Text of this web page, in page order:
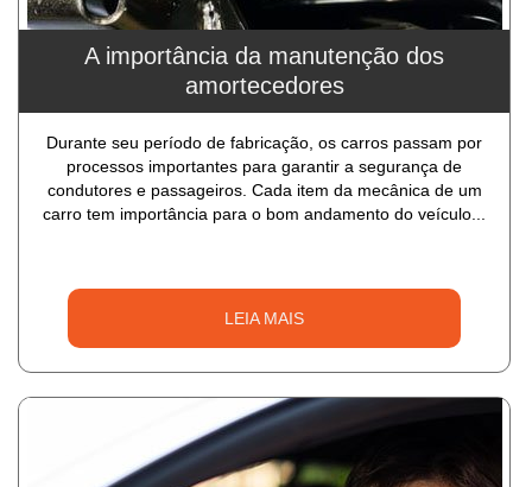
A importância da manutenção dos
amortecedores
Durante seu período de fabricação, os carros passam por
processos importantes para garantir a segurança de
condutores e passageiros. Cada item da mecânica de um
carro tem importância para o bom andamento do veículo...
LEIA MAIS